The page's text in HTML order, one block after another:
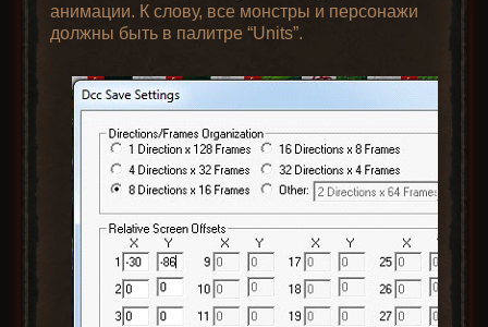
анимации. К слову, все монстры и персонажи
должны быть в палитре “Units”.